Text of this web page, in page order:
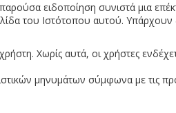
ειδοποίηση συνιστά μια
του Ιστότοπου αυτού. Υπάρχουν
Χωρίς αυτά, οι χρήστες
μηνυμάτων σύμφωνα με τις